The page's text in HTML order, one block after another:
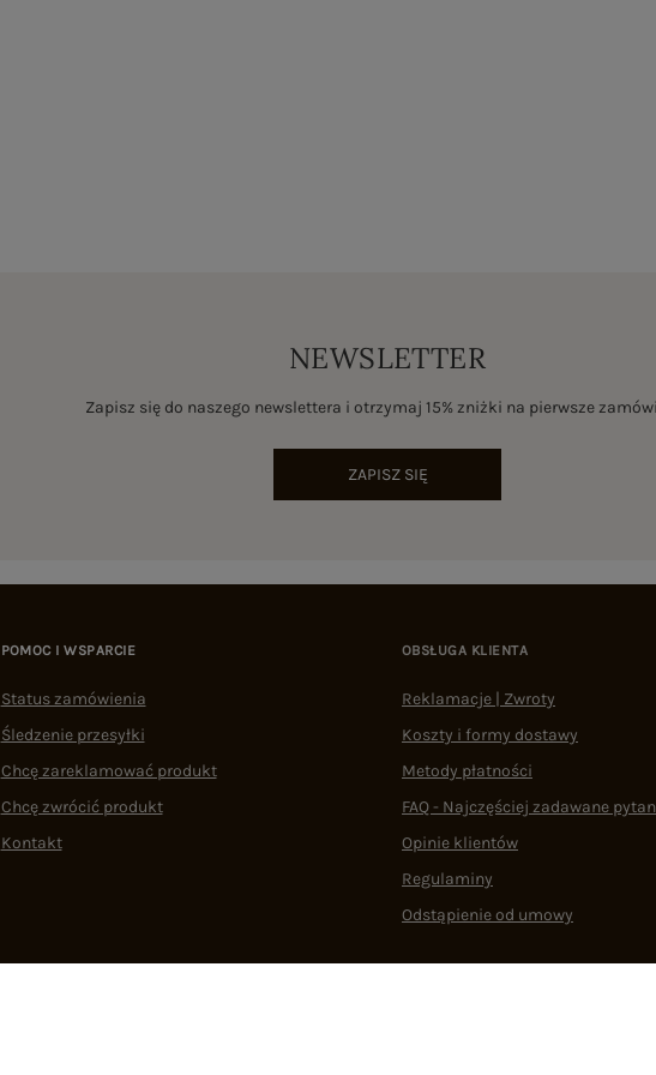
NEWSLETTER
Zapisz się do naszego newslettera i otrzymaj 15% zniżki na pierwsze
ZAPISZ SIĘ
POMOC I WSPARCIE
Status zamówienia
Śledzenie przesyłki
Chcę zareklamować produkt
Chcę zwrócić produkt
Kontakt
OBSŁUGA KLIENTA
Reklamacje | Zwroty
Koszty i formy dostawy
Metody płatności
FAQ - Najczęściej zadawane
Opinie klientów
Regulaminy
Odstąpienie od umowy